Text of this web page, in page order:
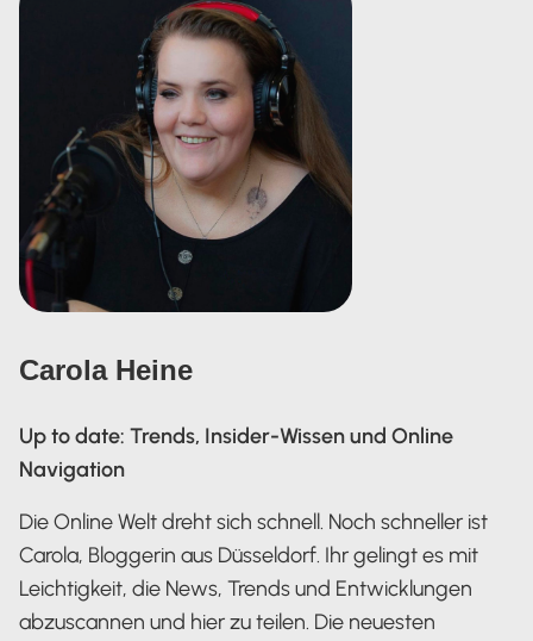
Carola Heine
Up to date: Trends, Insider-Wissen und Online
Navigation
Die Online Welt dreht sich schnell. Noch schneller ist
Carola, Bloggerin aus Düsseldorf. Ihr gelingt es mit
Leichtigkeit, die News, Trends und Entwicklungen
abzuscannen und hier zu teilen. Die neuesten